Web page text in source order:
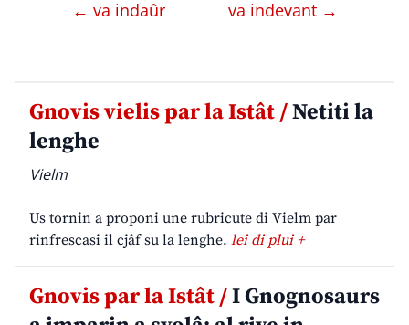
← va indaûr va indevant →
Gnovis vielis par la Istât /Netiti la
lenghe
Vielm
Us tornin a proponi une rubricute di Vielm par
rinfrescasi il cjâf su la lenghe. lei di plui +
Gnovis par la Istât /I Gnognosaurs